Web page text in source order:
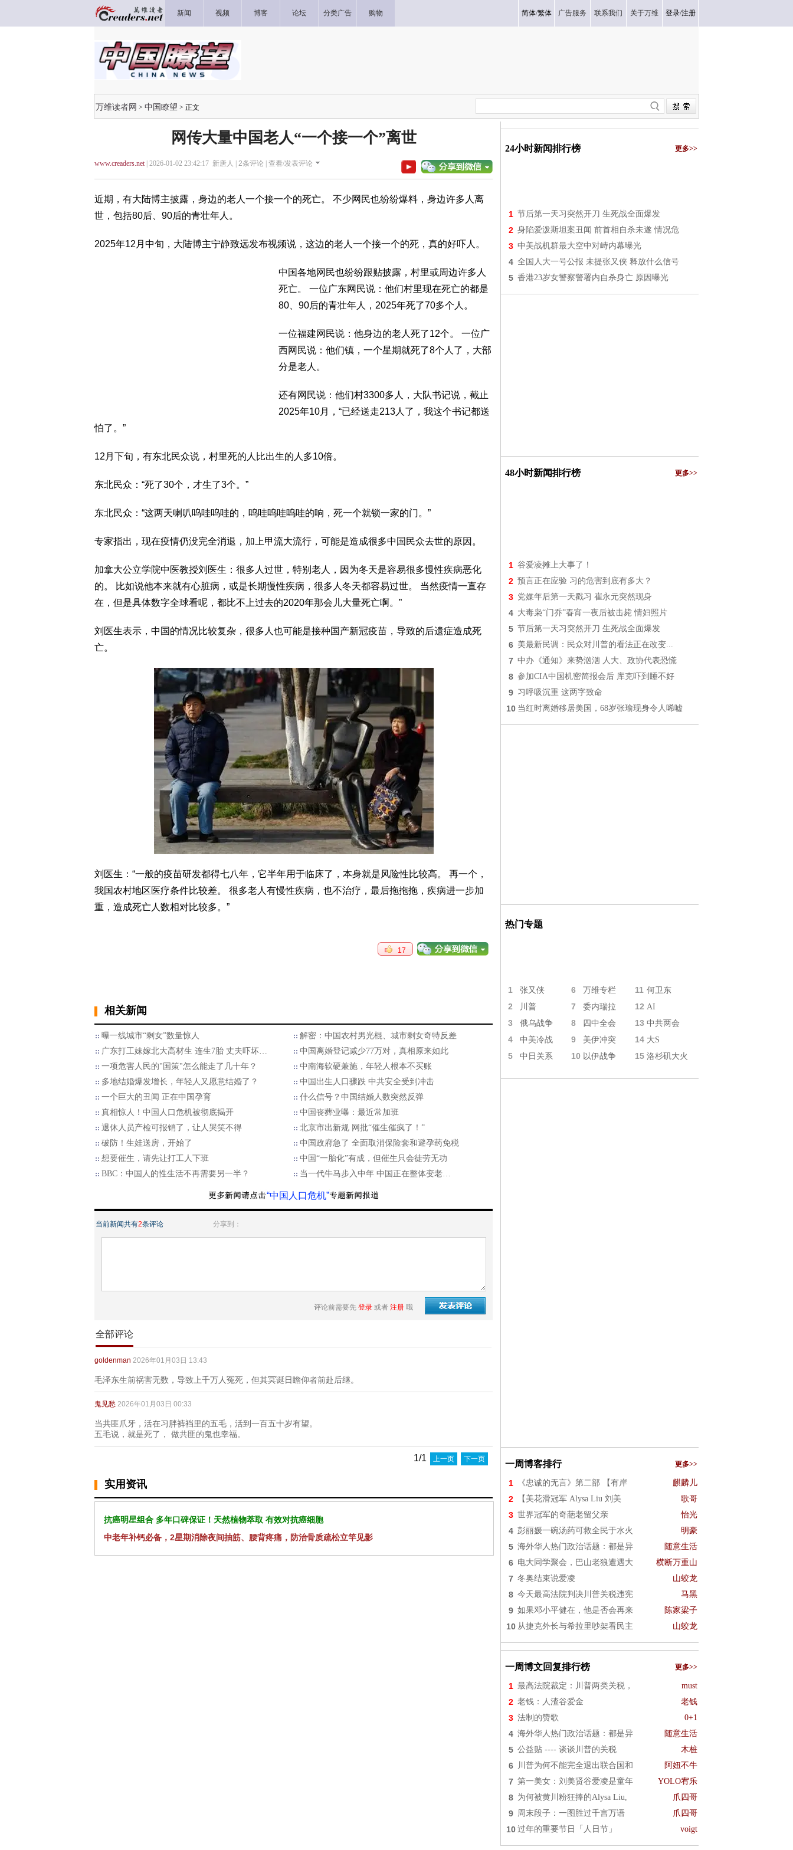
新闻 视频 博客 论坛 分类广告 购物 简体/繁体 广告服务 联系我们 关于万维 登录/注册
万维读者网 > 中国瞭望 > 正文
网传大量中国老人“一个接一个”离世
www.creaders.net| 2026-01-02 23:42:17 新唐人 | 2条评论 | 查看/发表评论
近期，有大陆博主披露，身边的老人一个接一个的死亡。 不少网民也纷纷爆料，身边许多人离
世，包括80后、90后的青壮年人。
2025年12月中旬，大陆博主宁静致远发布视频说，这边的老人一个接一个的死，真的好吓人。
中国各地网民也纷纷跟贴披露，村里或周边许多人
死亡。 一位广东网民说：他们村里现在死亡的都是
80、90后的青壮年人，2025年死了70多个人。
一位福建网民说：他身边的老人死了12个。 一位广
西网民说：他们镇，一个星期就死了8个人了，大部
分是老人。
还有网民说：他们村3300多人，大队书记说，截止
2025年10月，“已经送走213人了，我这个书记都送
怕了。”
12月下旬，有东北民众说，村里死的人比出生的人多10倍。
东北民众：“死了30个，才生了3个。”
东北民众：“这两天喇叭呜哇呜哇的，呜哇呜哇呜哇的响，死一个就锁一家的门。”
专家指出，现在疫情仍没完全消退，加上甲流大流行，可能是造成很多中国民众去世的原因。
加拿大公立学院中医教授刘医生：很多人过世，特别老人，因为冬天是容易很多慢性疾病恶化
的。 比如说他本来就有心脏病，或是长期慢性疾病，很多人冬天都容易过世。 当然疫情一直存
在，但是具体数字全球看呢，都比不上过去的2020年那会儿大量死亡啊。”
刘医生表示，中国的情况比较复杂，很多人也可能是接种国产新冠疫苗，导致的后遗症造成死
亡。
刘医生：“一般的疫苗研发都得七八年，它半年用于临床了，本身就是风险性比较高。 再一个，
我国农村地区医疗条件比较差。 很多老人有慢性疾病，也不治疗，最后拖拖拖，疾病进一步加
重，造成死亡人数相对比较多。”
17
相关新闻
曝一线城市“剩女”数量惊人
解密：中国农村男光棍、城市剩女奇特反差
广东打工妹嫁北大高材生 连生7胎 丈夫吓坏…
中国离婚登记减少77万对，真相原来如此
一项危害人民的"国策"怎么能走了几十年？
中南海软硬兼施，年轻人根本不买账
多地结婚爆发增长，年轻人又愿意结婚了？
中国出生人口骤跌 中共安全受到冲击
一个巨大的丑闻 正在中国孕育
什么信号？中国结婚人数突然反弹
真相惊人！中国人口危机被彻底揭开
中国丧葬业曝：最近常加班
退休人员产检可报销了，让人哭笑不得
北京市出新规 网批“催生催疯了！”
破防！生娃送房，开始了
中国政府急了 全面取消保险套和避孕药免税
想要催生，请先让打工人下班
中国“一胎化”有成，但催生只会徒劳无功
BBC：中国人的性生活不再需要另一半？
当一代牛马步入中年 中国正在整体变老…
“中国人口危机”
当前新闻共有2条评论 分享到：
评论前需要先 登录 或者 注册 哦
全部评论
goldenman 2026年01月03日 13:43
毛泽东生前祸害无数，导致上千万人冤死，但其冥诞日瞻仰者前赴后继。
鬼见愁 2026年01月03日 00:33
当共匪爪牙，活在习胖裤裆里的五毛，活到一百五十岁有望。
五毛说，就是死了， 做共匪的鬼也幸福。
1/1 上一页 下一页
实用资讯
抗癌明星组合 多年口碑保证！天然植物萃取 有效对抗癌细胞
中老年补钙必备，2星期消除夜间抽筋、腰背疼痛，防治骨质疏松立竿见影
24小时新闻排行榜 更多>>
1 节后第一天习突然开刀 生死战全面爆发
2 身陷爱泼斯坦案丑闻 前首相自杀未遂 情况危
3 中美战机群最大空中对峙内幕曝光
4 全国人大一号公报 未提张又侠 释放什么信号
5 香港23岁女警察警署内自杀身亡 原因曝光
48小时新闻排行榜 更多>>
1 谷爱凌摊上大事了！
2 预言正在应验 习的危害到底有多大？
3 党媒年后第一天戳习 崔永元突然现身
4 大毒枭“门乔”春宵一夜后被击毙 情妇照片
5 节后第一天习突然开刀 生死战全面爆发
6 美最新民调：民众对川普的看法正在改变...
7 中办《通知》来势汹汹 人大、政协代表恐慌
8 参加CIA中国机密简报会后 库克吓到睡不好
9 习呼吸沉重 这两字致命
10 当红时离婚移居美国，68岁张瑜现身令人唏嘘
热门专题
1 张又侠 6 万维专栏 11 何卫东
2 川普 7 委内瑞拉 12 AI
3 俄乌战争 8 四中全会 13 中共两会
4 中美冷战 9 美伊冲突 14 大S
5 中日关系 10 以伊战争 15 洛杉矶大火
一周博客排行 更多>>
1 《忠诚的无言》第二部 【有岸 麒麟儿
2 【美花滑冠军 Alysa Liu 刘美 歌哥
3 世界冠军的奇葩老留父亲 怡光
4 彭丽媛一碗汤药可救全民于水火 明豪
5 海外华人热门政治话题：都是异 随意生活
6 电大同学聚会，巴山老狼遭遇大 横断万重山
7 冬奥结束说爱凌 山蛟龙
8 今天最高法院判决川普关税违宪 马黑
9 如果邓小平健在，他是否会再来 陈家梁子
10 从捷克外长与希拉里吵架看民主 山蛟龙
一周博文回复排行榜 更多>>
1 最高法院裁定：川普两类关税， must
2 老钱：人渣谷爱金 老钱
3 法制的赞歌 0+1
4 海外华人热门政治话题：都是异 随意生活
5 公益贴 ---- 谈谈川普的关税 木桩
6 川普为何不能完全退出联合国和 阿妞不牛
7 第一美女：刘美贤谷爱凌是童年 YOLO宥乐
8 为何被黄川粉狂捧的Alysa Liu, 爪四哥
9 周末段子：一图胜过千言万语 爪四哥
10 过年的重要节日「人日节」 voigt